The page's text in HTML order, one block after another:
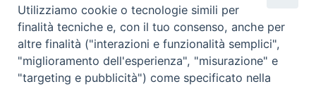
Piazza Sant'Ambrogio, 14 - 27029 Vigevano PV
Tel. 0381 78053
Fax 0381 696767
curia@diocesivigevano.it
Utilizziamo cookie o tecnologie simili per
finalità tecniche e, con il tuo consenso, anche per
altre finalità ("interazioni e funzionalità semplici",
"miglioramento dell'esperienza", "misurazione" e
"targeting e pubblicità") come specificato nella